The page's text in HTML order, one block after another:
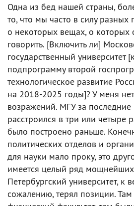
Одна из бед нашей страны,
то, что мы часто в силу
о некоторых вещах, о которых
говорить. [Включить ли]
государственный университет
подпрограмму второй
технологическое развитие
на 2018-2025 годы]? У меня
возражений. МГУ за
расстроился в три или четыре
было построено раньше.
политических отделов и
для науки мало проку, это
имеется целый ряд
Петербургский университет, к
сожалению, терял позиции.